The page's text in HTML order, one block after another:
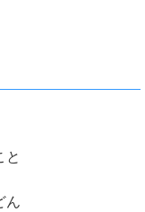
と
ん